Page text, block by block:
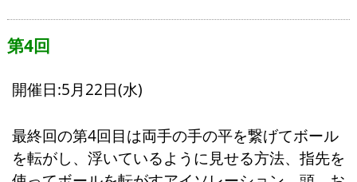
第4回
開催日:5月22日(水)
最終回の第4回目は両手の手の平を繋げてボール
を転がし、浮いているように見せる方法、指先を